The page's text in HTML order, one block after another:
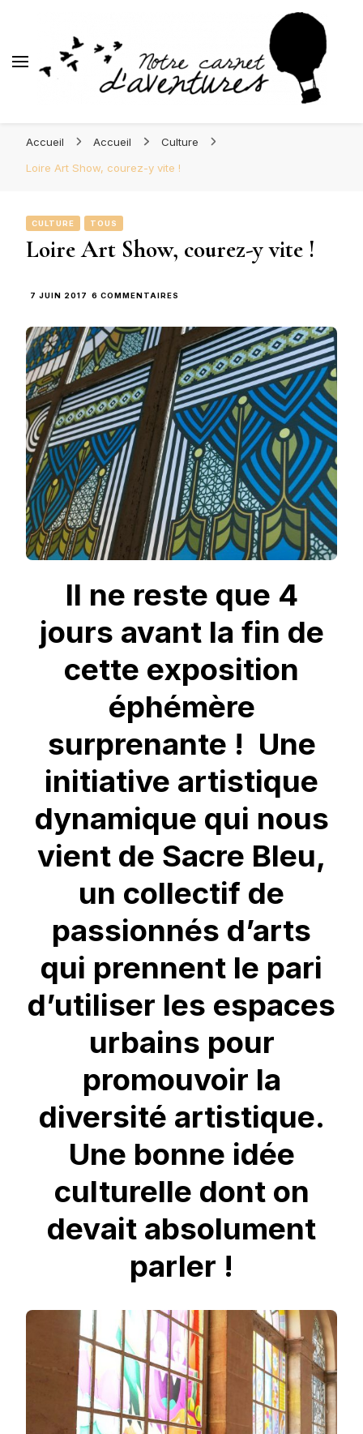
d'Aventures
Accueil Accueil
Culture
Loire Art Show, courez-y vite !
CULTURE TOUS
Loire Art Show, courez-y vite !
7 JUIN 2017 6 COMMENTAIRES
SHOW,
COUREZ-
Y
VITE
!
Il ne reste que 4
jours avant la fin de
cette exposition
éphémère
surprenante ! Une
initiative artistique
dynamique qui nous
vient de Sacre Bleu,
un collectif de
passionnés d’arts
qui prennent le pari
d’utiliser les espaces
urbains pour
promouvoir la
diversité artistique.
Une bonne idée
culturelle dont on
devait absolument
parler !